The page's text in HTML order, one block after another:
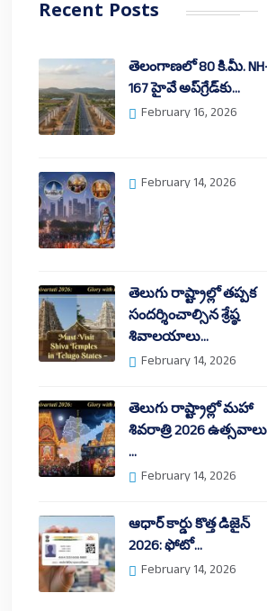
Recent Posts
తెలంగాణలో 80 కి.మీ.
167 హైవే అప్‌గ్రేడ్‌కు…
February 16, 2026
February 14, 2026
తెలుగు రాష్ట్రాల్లో తప్పక
సందర్శించాల్సిన శ్రేష్ఠ
శివాలయాలు…
February 14, 2026
తెలుగు రాష్ట్రాల్లో మహా
శివరాత్రి 2026
…
February 14, 2026
ఆధార్ కార్డు కొత్త డిజైన్
2026: ఫోటో…
February 14, 2026